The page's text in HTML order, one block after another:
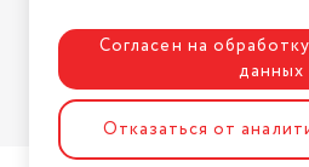
Разработка сайта
Согласен на
данных
Отказаться от